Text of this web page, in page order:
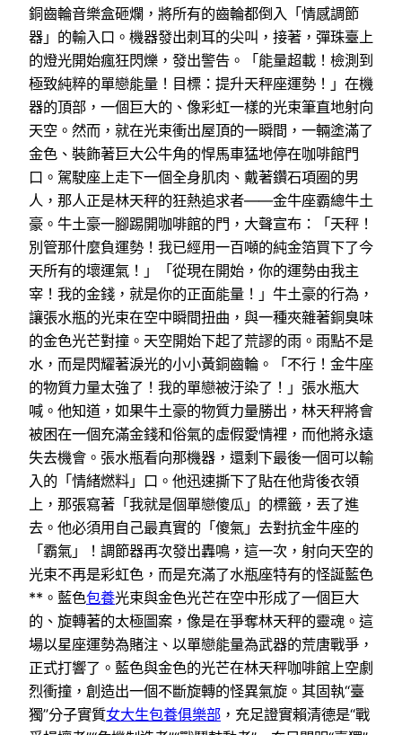
銅齒輪音樂盒砸爛，將所有的齒輪都倒入「情感調節
器」的輸入口。機器發出刺耳的尖叫，接著，彈珠臺上
的燈光開始瘋狂閃爍，發出警告。「能量超載！檢測到
極致純粹的單戀能量！目標：提升天秤座運勢！」在機
器的頂部，一個巨大的、像彩虹一樣的光束筆直地射向
天空。然而，就在光束衝出屋頂的一瞬間，一輛塗滿了
金色、裝飾著巨大公牛角的悍馬車猛地停在咖啡館門
口。駕駛座上走下一個全身肌肉、戴著鑽石項圈的男
人，那人正是林天秤的狂熱追求者——金牛座霸總牛土
豪。牛土豪一腳踢開咖啡館的門，大聲宣布：「天秤！
別管那什麼負運勢！我已經用一百噸的純金箔買下了今
天所有的壞運氣！」「從現在開始，你的運勢由我主
宰！我的金錢，就是你的正面能量！」牛土豪的行為，
讓張水瓶的光束在空中瞬間扭曲，與一種夾雜著銅臭味
的金色光芒對撞。天空開始下起了荒謬的雨。雨點不是
水，而是閃耀著淚光的小小黃銅齒輪。「不行！金牛座
的物質力量太強了！我的單戀被汙染了！」張水瓶大
喊。他知道，如果牛土豪的物質力量勝出，林天秤將會
被困在一個充滿金錢和俗氣的虛假愛情裡，而他將永遠
失去機會。張水瓶看向那機器，還剩下最後一個可以輸
入的「情緒燃料」口。他迅速撕下了貼在他背後衣領
上，那張寫著「我就是個單戀傻瓜」的標籤，丟了進
去。他必須用自己最真實的「傻氣」去對抗金牛座的
「霸氣」！調節器再次發出轟鳴，這一次，射向天空的
光束不再是彩虹色，而是充滿了水瓶座特有的怪誕藍色
**。藍色包養光束與金色光芒在空中形成了一個巨大
的、旋轉著的太極圖案，像是在爭奪林天秤的靈魂。這
場以星座運勢為賭注、以單戀能量為武器的荒唐戰爭，
正式打響了。藍色與金色的光芒在林天秤咖啡館上空劇
烈衝撞，創造出一個不斷旋轉的怪異氣旋。其固執“臺
獨”分子實質女大生包養俱樂部 ，充足證實賴清德是“戰